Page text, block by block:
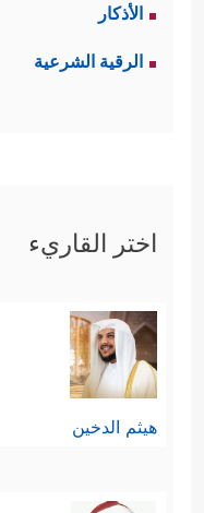
كَفَرۡنَا بِمَاۤ أُرۡسِلۡتُم
وحينما تقول
نَّحۡنُ إِلَّا بَشَرࣱ
البشريَّة
ولا من كوكبٍ
الأذكار
الرقية الشرعية
اختر القاريء
هيثم الدخين